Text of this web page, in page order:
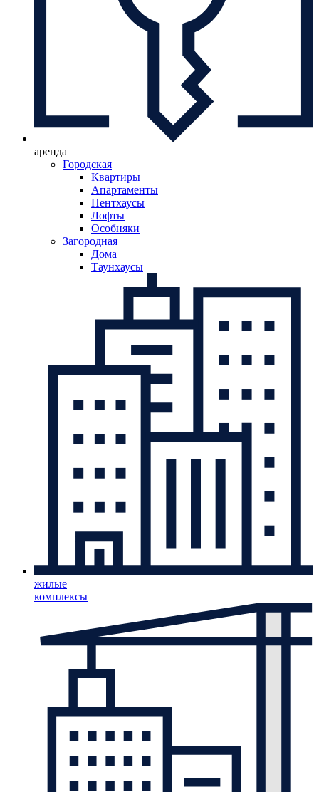
аренда
Городская
Квартиры
Апартаменты
Пентхаусы
Лофты
Особняки
Загородная
Дома
Таунхаусы
жилые
комплексы